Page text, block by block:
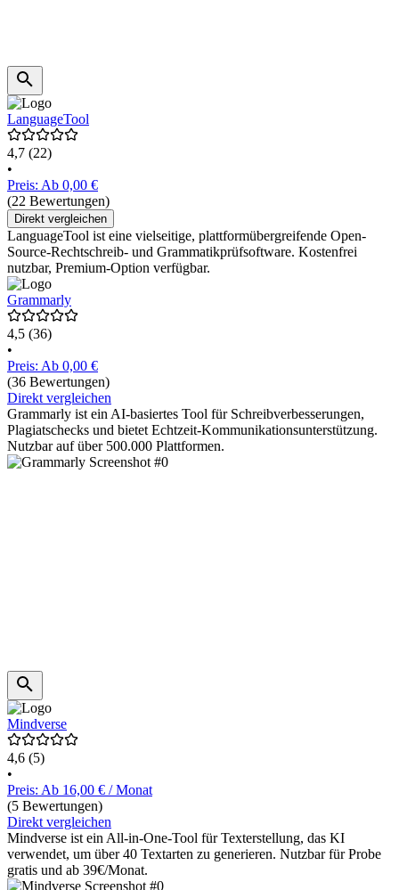
LanguageTool
4,7 (22)
•
Preis: Ab 0,00 €
(22 Bewertungen)
Direkt vergleichen
LanguageTool ist eine vielseitige, plattformübergreifende Open-
Source-Rechtschreib- und Grammatikprüfsoftware. Kostenfrei
nutzbar, Premium-Option verfügbar.
Grammarly
4,5 (36)
•
Preis: Ab 0,00 €
(36 Bewertungen)
Direkt vergleichen
Grammarly ist ein AI-basiertes Tool für Schreibverbesserungen,
Plagiatschecks und bietet Echtzeit-Kommunikationsunterstützung.
Nutzbar auf über 500.000 Plattformen.
Mindverse
4,6 (5)
•
Preis: Ab 16,00 € / Monat
(5 Bewertungen)
Direkt vergleichen
Mindverse ist ein All-in-One-Tool für Texterstellung, das KI
verwendet, um über 40 Textarten zu generieren. Nutzbar für Probe
gratis und ab 39€/Monat.